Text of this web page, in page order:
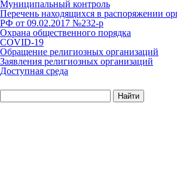
Муниципальный контроль
Перечень находящихся в распоряжении
РФ от 09.02.2017 №232-р
Охрана общественного порядка
COVID-19
Обращение религиозных организаций
Заявления религиозных организаций
Доступная среда
Найти